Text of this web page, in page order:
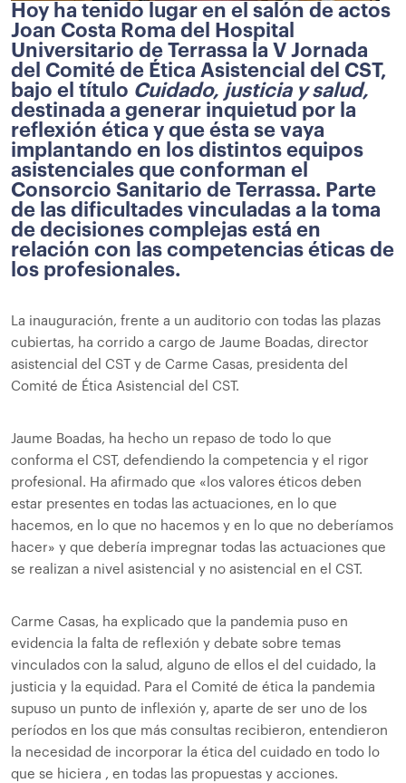
Hoy ha tenido lugar en el salón de actos
Joan Costa Roma del Hospital
Universitario de Terrassa la V Jornada
del Comité de Ética Asistencial del CST,
bajo el título Cuidado, justicia y salud,
destinada a generar inquietud por la
reflexión ética y que ésta se vaya
implantando en los distintos equipos
asistenciales que conforman el
Consorcio Sanitario de Terrassa. Parte
de las dificultades vinculadas a la toma
de decisiones complejas está en
relación con las competencias éticas de
los profesionales.
La inauguración, frente a un auditorio con todas las plazas
cubiertas, ha corrido a cargo de Jaume Boadas, director
asistencial del CST y de Carme Casas, presidenta del
Comité de Ética Asistencial del CST.
Jaume Boadas, ha hecho un repaso de todo lo que
conforma el CST, defendiendo la competencia y el rigor
profesional. Ha afirmado que «los valores éticos deben
estar presentes en todas las actuaciones, en lo que
hacemos, en lo que no hacemos y en lo que no deberíamos
hacer» y que debería impregnar todas las actuaciones que
se realizan a nivel asistencial y no asistencial en el CST.
Carme Casas, ha explicado que la pandemia puso en
evidencia la falta de reflexión y debate sobre temas
vinculados con la salud, alguno de ellos el del cuidado, la
justicia y la equidad. Para el Comité de ética la pandemia
supuso un punto de inflexión y, aparte de ser uno de los
períodos en los que más consultas recibieron, entendieron
la necesidad de incorporar la ética del cuidado en todo lo
que se hiciera , en todas las propuestas y acciones.